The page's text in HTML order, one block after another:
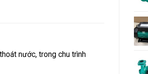
nước, trong chu trình